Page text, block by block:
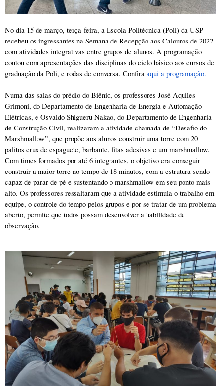
No dia 15 de março, terça-feira, a Escola Politécnica (Poli) da USP
recebeu os ingressantes na Semana de Recepção aos Calouros de 2022
com atividades integrativas entre grupos de alunos. A programação
contou com apresentações das disciplinas do ciclo básico aos cursos de
graduação da Poli, e rodas de conversa. Confira aqui a programação.
Numa das salas do prédio do Biênio, os professores José Aquiles
Grimoni, do Departamento de Engenharia de Energia e Automação
Elétricas, e Osvaldo Shigueru Nakao, do Departamento de Engenharia
de Construção Civil, realizaram a atividade chamada de “Desafio do
Marshmallow”, que propõe aos alunos construir uma torre com 20
palitos crus de espaguete, barbante, fitas adesivas e um marshmallow.
Com times formados por até 6 integrantes, o objetivo era conseguir
construir a maior torre no tempo de 18 minutos, com a estrutura sendo
capaz de parar de pé e sustentando o marshmallow em seu ponto mais
alto. Os professores ressaltaram que a atividade estimula o trabalho em
equipe, o controle do tempo pelos grupos e por se tratar de um problema
aberto, permite que todos possam desenvolver a habilidade de
observação.